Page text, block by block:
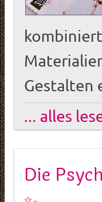
Gestalten
... alles
Die